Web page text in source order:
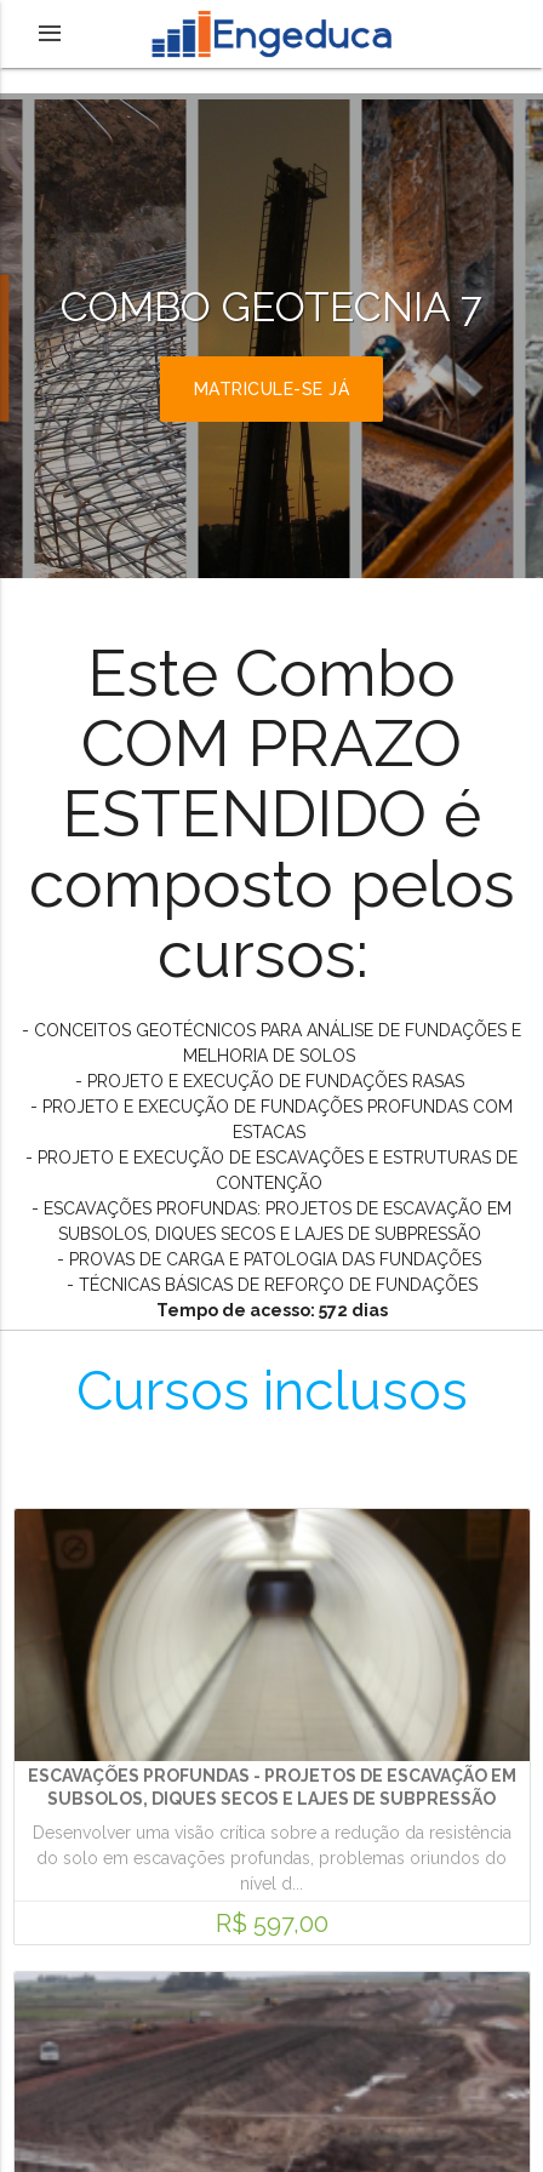
COMBO GEOTECNIA 7
MATRICULE-SE JÁ
Este Combo
COM PRAZO
ESTENDIDO é
composto pelos
cursos:
- CONCEITOS GEOTÉCNICOS PARA ANÁLISE DE FUNDAÇÕES E
MELHORIA DE SOLOS
- PROJETO E EXECUÇÃO DE FUNDAÇÕES RASAS
- PROJETO E EXECUÇÃO DE FUNDAÇÕES PROFUNDAS COM
ESTACAS
- PROJETO E EXECUÇÃO DE ESCAVAÇÕES E ESTRUTURAS DE
CONTENÇÃO
- ESCAVAÇÕES PROFUNDAS: PROJETOS DE ESCAVAÇÃO EM
SUBSOLOS, DIQUES SECOS E LAJES DE SUBPRESSÃO
- PROVAS DE CARGA E PATOLOGIA DAS FUNDAÇÕES
- TÉCNICAS BÁSICAS DE REFORÇO DE FUNDAÇÕES
Tempo de acesso: 572 dias
Cursos inclusos
ESCAVAÇÕES PROFUNDAS - PROJETOS DE ESCAVAÇÃO EM
SUBSOLOS, DIQUES SECOS E LAJES DE SUBPRESSÃO
Desenvolver uma visão crítica sobre a redução da resistência
do solo em escavações profundas, problemas oriundos do
nível d...
R$ 597,00